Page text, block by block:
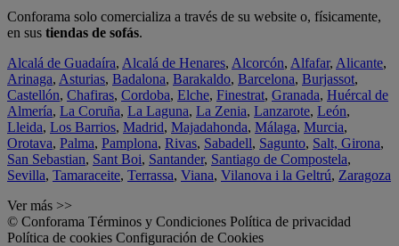
Conforama solo comercializa a través de su website o, físicamente,
en sus tiendas de sofás.
Alcalá de Guadaíra, Alcalá de Henares, Alcorcón, Alfafar, Alicante,
Arinaga, Asturias, Badalona, Barakaldo, Barcelona, Burjassot,
Castellón, Chafiras, Cordoba, Elche, Finestrat, Granada, Huércal de
Almería, La Coruña, La Laguna, La Zenia, Lanzarote, León,
Lleida, Los Barrios, Madrid, Majadahonda, Málaga, Murcia,
Orotava, Palma, Pamplona, Rivas, Sabadell, Sagunto, Salt, Girona,
San Sebastian, Sant Boi, Santander, Santiago de Compostela,
Sevilla, Tamaraceite, Terrassa, Viana, Vilanova i la Geltrú, Zaragoza
Ver más >>
© Conforama Términos y Condiciones Política de privacidad
Política de cookies Configuración de Cookies